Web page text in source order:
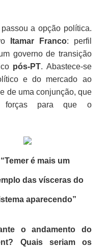
a opção política.
Itamar Franco: perfil
governo de transição
pós-PT. Abastece-se
e do mercado ao
de uma conjunção, que
forças para que o
“Temer é mais um
das vísceras do
aparecendo”
o andamento do
Quais seriam os